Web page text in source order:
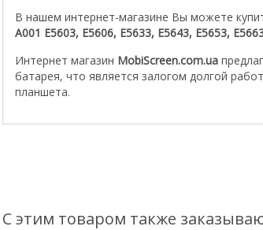
В нашем интернет-магазине Вы можете
A001 E5603, E5606, E5633, E5643, E5653,
Интернет магазин MobiScreen.com.ua
батарея, что является залогом долгой
планшета.
С этим товаром также